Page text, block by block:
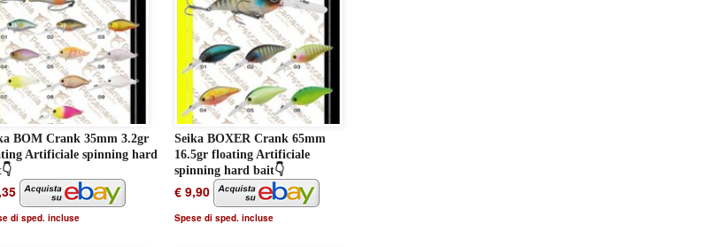
BOM Crank 35mm 3.2gr
Artificiale spinning hard
di sped. incluse
Seika BOXER Crank 65mm
16.5gr floating Artificiale
spinning hard bait👇
€ 9,90
Spese di sped. incluse